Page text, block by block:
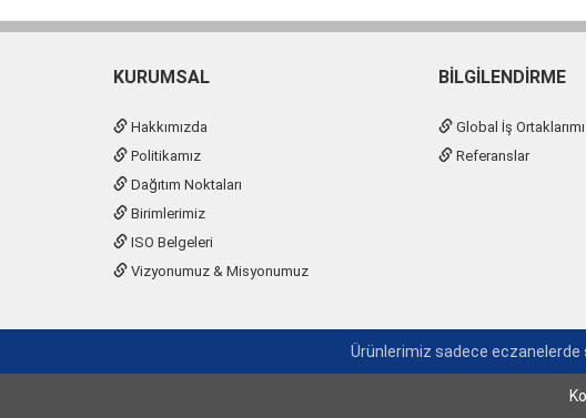
KURUMSAL
Hakkımızda
Politikamız
Dağıtım Noktaları
Birimlerimiz
ISO Belgeleri
Vizyonumuz & Misyonumuz
BILGILENDIRME
Global İş
Referanslar
Ürünlerimiz sadece eczanelerde